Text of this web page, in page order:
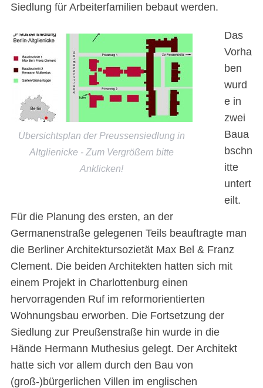
Siedlung für Arbeiterfamilien bebaut werden.
Übersichtsplan der Preussensiedlung in
Altglienicke - Zum Vergrößern bitte
Anklicken!
Das
Vorha
ben
wurd
e in
zwei
Baua
bschn
itte
untert
eilt.
Für die Planung des ersten, an der
Germanenstraße gelegenen Teils beauftragte man
die Berliner Architektursozietät Max Bel & Franz
Clement. Die beiden Architekten hatten sich mit
einem Projekt in Charlottenburg einen
hervorragenden Ruf im reformorientierten
Wohnungsbau erworben. Die Fortsetzung der
Siedlung zur Preußenstraße hin wurde in die
Hände Hermann Muthesius gelegt. Der Architekt
hatte sich vor allem durch den Bau von
(groß-)bürgerlichen Villen im englischen